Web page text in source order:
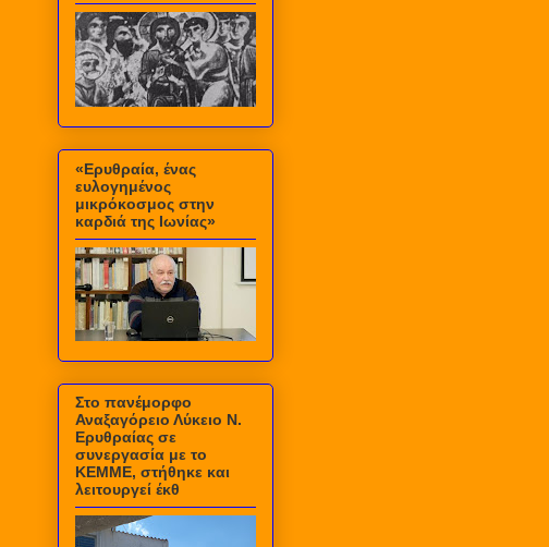
«Ερυθραία, ένας
ευλογημένος
μικρόκοσμος στην
καρδιά της Ιωνίας»
Στο πανέμορφο
Αναξαγόρειο Λύκειο Ν.
Ερυθραίας σε
συνεργασία με το
ΚΕΜΜΕ, στήθηκε και
λειτουργεί έκθ